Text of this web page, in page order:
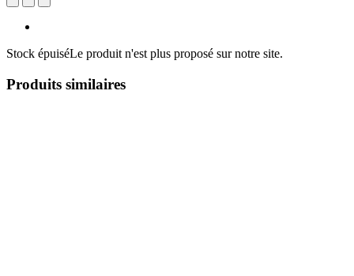
Stock épuiséLe produit n'est plus proposé sur notre site.
Produits similaires